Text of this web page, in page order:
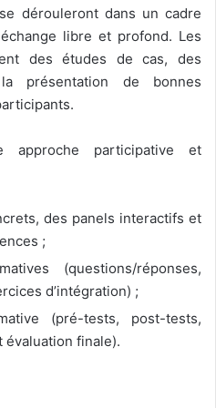
dérouleront dans un cadre
libre et profond. Les
des études de cas, des
présentation de bonnes
approche participative et
des panels interactifs et
;
(questions/réponses,
d’intégration) ;
(pré-tests, post-tests,
évaluation finale).